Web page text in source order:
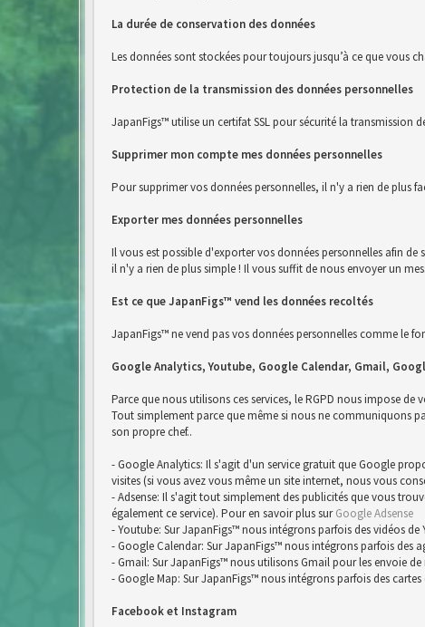
La durée de conservation des données
Les données sont stockées pour toujours jusqu’à ce que vous
Protection de la transmission des données personnelles
JapanFigs™ utilise un certifat SSL pour sécurité la transmission
Supprimer mon compte mes données personnelles
Pour supprimer vos données personnelles, il n'y a rien de plus
Exporter mes données personnelles
Il vous est possible d'exporter vos données personnelles afin
il n'y a rien de plus simple ! Il vous suffit de nous envoyer un
Est ce que JapanFigs™ vend les données recoltés
JapanFigs™ ne vend pas vos données personnelles comme le
Google Analytics, Youtube, Google Calendar, Gmail,
Parce que nous utilisons ces services, le RGPD nous impose
Tout simplement parce que même si nous ne communiquons
son propre chef..
- Google Analytics: Il s'agit d'un service gratuit que Google
visites (si vous avez vous même un site internet, nous vous
- Adsense: Il s'agit tout simplement des publicités que vous
également ce service). Pour en savoir plus surGoogle Adsense
- Youtube: Sur JapanFigs™ nous intégrons parfois des vidéos
- Google Calendar: Sur JapanFigs™ nous intégrons parfois des
- Gmail: Sur JapanFigs™ nous utilisons Gmail pour les envoie
- Google Map: Sur JapanFigs™ nous intégrons parfois des
Facebook et Instagram